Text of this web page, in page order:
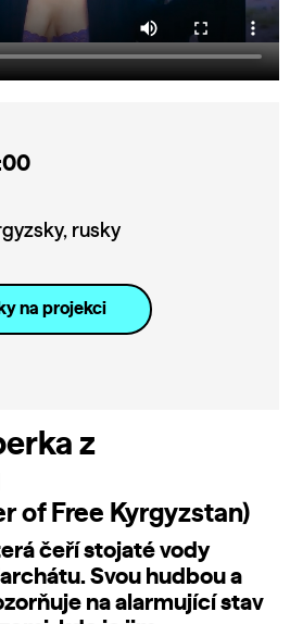
rusky
na projekci
z
of Free Kyrgyzstan)
čeří stojaté vody
Svou hudbou a
na alarmující stav